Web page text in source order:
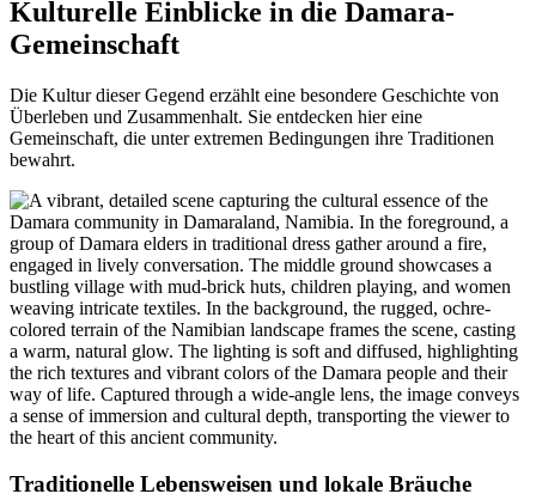
Kulturelle Einblicke in die Damara-
Gemeinschaft
Die Kultur dieser Gegend erzählt eine besondere Geschichte von
Überleben und Zusammenhalt. Sie entdecken hier eine
Gemeinschaft, die unter extremen Bedingungen ihre Traditionen
bewahrt.
Traditionelle Lebensweisen und lokale Bräuche